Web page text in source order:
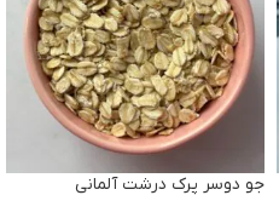
جو دوسر پرک درشت آلمانی